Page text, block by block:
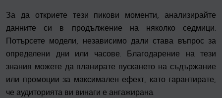
За да откриете тези пикови моменти, анализирайте
данните си в продължение на няколко седмици.
Потърсете модели, независимо дали става въпрос за
определени дни или часове. Благодарение на тези
знания можете да планирате пускането на съдържание
или промоции за максимален ефект, като гарантирате,
че аудиторията ви винаги е ангажирана.